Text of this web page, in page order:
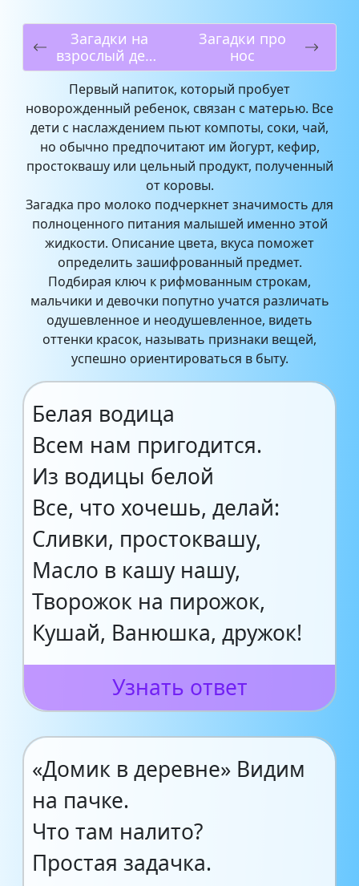
Загадки на
взрослый день
рождения
Загадки про
нос
Первый напиток, который пробует
новорожденный ребенок, связан с матерью. Все
дети с наслаждением пьют компоты, соки, чай,
но обычно предпочитают им йогурт, кефир,
простоквашу или цельный продукт, полученный
от коровы.
Загадка про молоко подчеркнет значимость для
полноценного питания малышей именно этой
жидкости. Описание цвета, вкуса поможет
определить зашифрованный предмет.
Подбирая ключ к рифмованным строкам,
мальчики и девочки попутно учатся различать
одушевленное и неодушевленное, видеть
оттенки красок, называть признаки вещей,
успешно ориентироваться в быту.
Белая водица
Всем нам пригодится.
Из водицы белой
Все, что хочешь, делай:
Сливки, простоквашу,
Масло в кашу нашу,
Творожок на пирожок,
Кушай, Ванюшка, дружок!
Узнать ответ
«Домик в деревне» Видим
на пачке.
Что там налито?
Простая задачка.